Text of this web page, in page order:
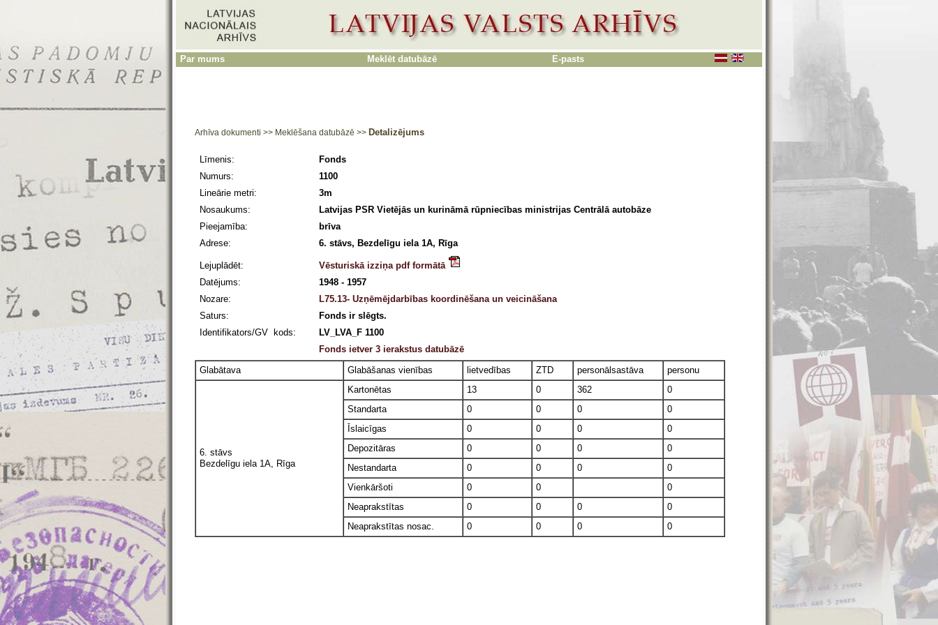
Par mums Meklēt datubāzē E-pasts
Arhīva dokumenti >> Meklēšana datubāzē >> Detalizējums
Līmenis:
Fonds
Numurs:
1100
Lineārie metri:
3m
Nosaukums:
Latvijas PSR Vietējās un kurināmā rūpniecības ministrijas Centrālā autobāze
Pieejamība:
brīva
Adrese:
6. stāvs, Bezdelīgu iela 1A, Rīga
Lejuplādēt:
Vēsturiskā izziņa pdf formātā
Datējums:
1948 - 1957
Nozare:
L75.13- Uzņēmējdarbības koordinēšana un veicināšana
Saturs:
Fonds ir slēgts.
Identifikators/GV kods:
LV_LVA_F 1100
Fonds ietver 3 ierakstus datubāzē
Glabātava
Glabāšanas vienības lietvedības ZTD personālsastāva personu
6. stāvs
Bezdelīgu iela 1A, Rīga
Kartonētas 13 0 362
0
Standarta
0 0 0
0
Īslaicīgas
0 0 0
0
Depozitāras
0 0 0
0
Nestandarta
0 0 0
0
Vienkāršoti
0 0
0
Neaprakstītas
0 0 0
0
Neaprakstītas nosac.
0 0 0 0